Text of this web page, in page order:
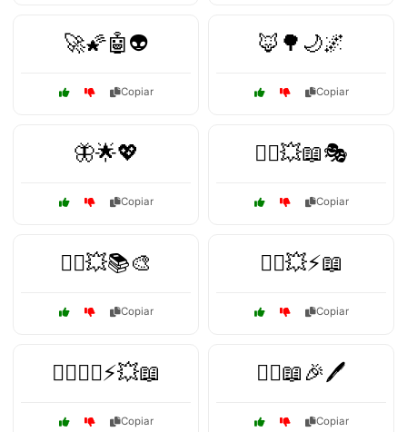
🚀🌠🤖👽
Copiar
🦊🌳🌙🌌
Copiar
🦋🌟💖
Copiar
🦸‍♀️💥📖🎭
Copiar
🦸‍♀️💥📚🎨
Copiar
🦸‍♀️💥⚡📖
Copiar
🦸‍♀️🦸‍♂️⚡💥📖
Copiar
🦸‍♂️📖🎉🖊️
Copiar